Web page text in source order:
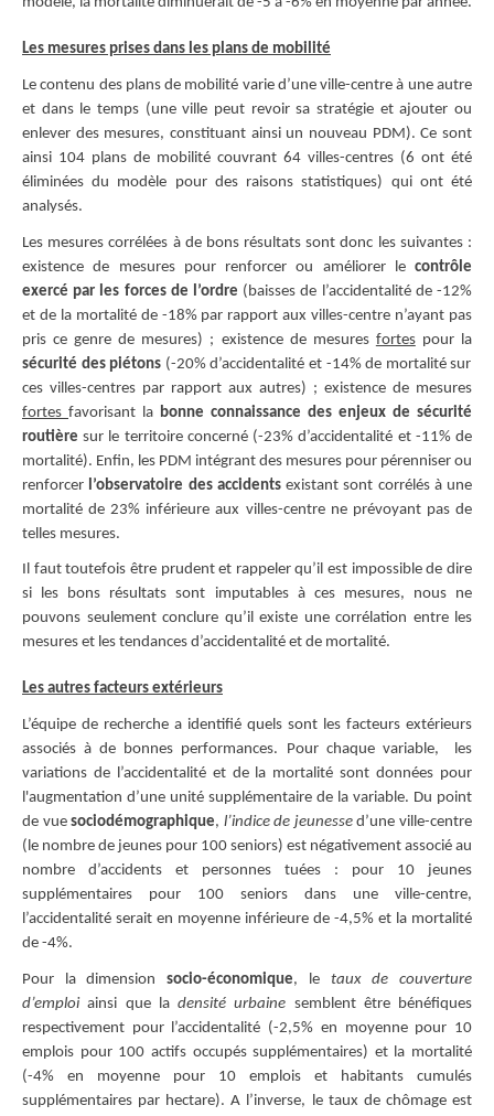
Les mesures prises dans les plans de mobilité
Le contenu des plans de mobilité varie d’une ville-centre à une autre
et dans le temps (une ville peut revoir sa stratégie et ajouter ou
enlever des mesures, constituant ainsi un nouveau PDM). Ce sont
ainsi 104 plans de mobilité couvrant 64 villes-centres (6 ont été
éliminées du modèle pour des raisons statistiques) qui ont été
analysés.
Les mesures corrélées à de bons résultats sont donc les suivantes :
existence de mesures pour renforcer ou améliorer lecontrôle
exercé par les forces de l’ordre (baisses de l’accidentalité de -12%
et de la mortalité de -18% par rapport aux villes-centre n’ayant pas
pris ce genre de mesures) ; existence de mesures fortespour la
sécurité des piétons (-20% d’accidentalité et -14% de mortalité sur
ces villes-centres par rapport aux autres) ; existence de mesures
fortes favorisant la bonne connaissance des enjeux de sécurité
routière sur le territoire concerné (-23% d’accidentalité et -11% de
mortalité). Enfin, les PDM intégrant des mesures pour pérenniser ou
renforcer l’observatoire des accidentsexistant sont corrélés à une
mortalité de 23% inférieure aux villes-centre ne prévoyant pas de
telles mesures.
Il faut toutefois être prudent et rappeler qu’il est impossible de dire
si les bons résultats sont imputables à ces mesures, nous ne
pouvons seulement conclure qu’il existe une corrélation entre les
mesures et les tendances d’accidentalité et de mortalité.
Les autres facteurs extérieurs
L’équipe de recherche a identifié quels sont les facteurs extérieurs
associés à de bonnes performances. Pour chaque variable, les
variations de l’accidentalité et de la mortalité sont données pour
l'augmentation d’une unité supplémentaire de la variable. Du point
de vuesociodémographique, l’indice de jeunessed’une ville-centre
(le nombre de jeunes pour 100 seniors) est négativement associé au
nombre d’accidents et personnes tuées : pour 10 jeunes
supplémentaires pour 100 seniors dans une ville-centre,
l’accidentalité serait en moyenne inférieure de -4,5% et la mortalité
de -4%.
Pour la dimension socio-économique, le taux de couverture
d’emploi ainsi que la densité urbaine semblent être bénéfiques
respectivement pour l’accidentalité (-2,5% en moyenne pour 10
emplois pour 100 actifs occupés supplémentaires) et la mortalité
(-4% en moyenne pour 10 emplois et habitants cumulés
supplémentaires par hectare). A l’inverse, le taux de chômage est